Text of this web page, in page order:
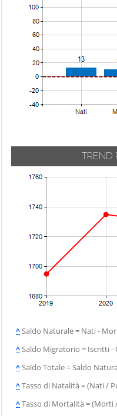
TREND
^Saldo Naturale = Nati -
^Saldo Migratorio = Iscritti -
^Saldo Totale = Saldo
^Tasso di Natalità = (Nati /
^Tasso di Mortalità = (Morti